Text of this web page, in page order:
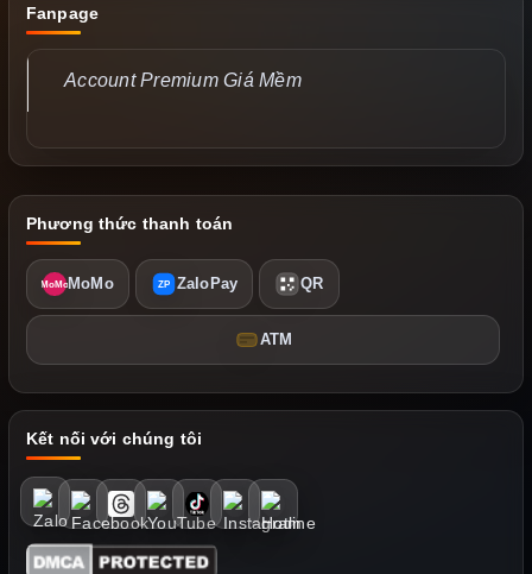
Fanpage
Account Premium Giá Mềm
Phương thức thanh toán
MoMo MoMo ZP ZaloPay QR
ATM
Kết nối với chúng tôi